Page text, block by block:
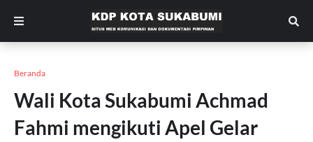
Beranda
Wali Kota Sukabumi Achmad
Fahmi mengikuti Apel Gelar